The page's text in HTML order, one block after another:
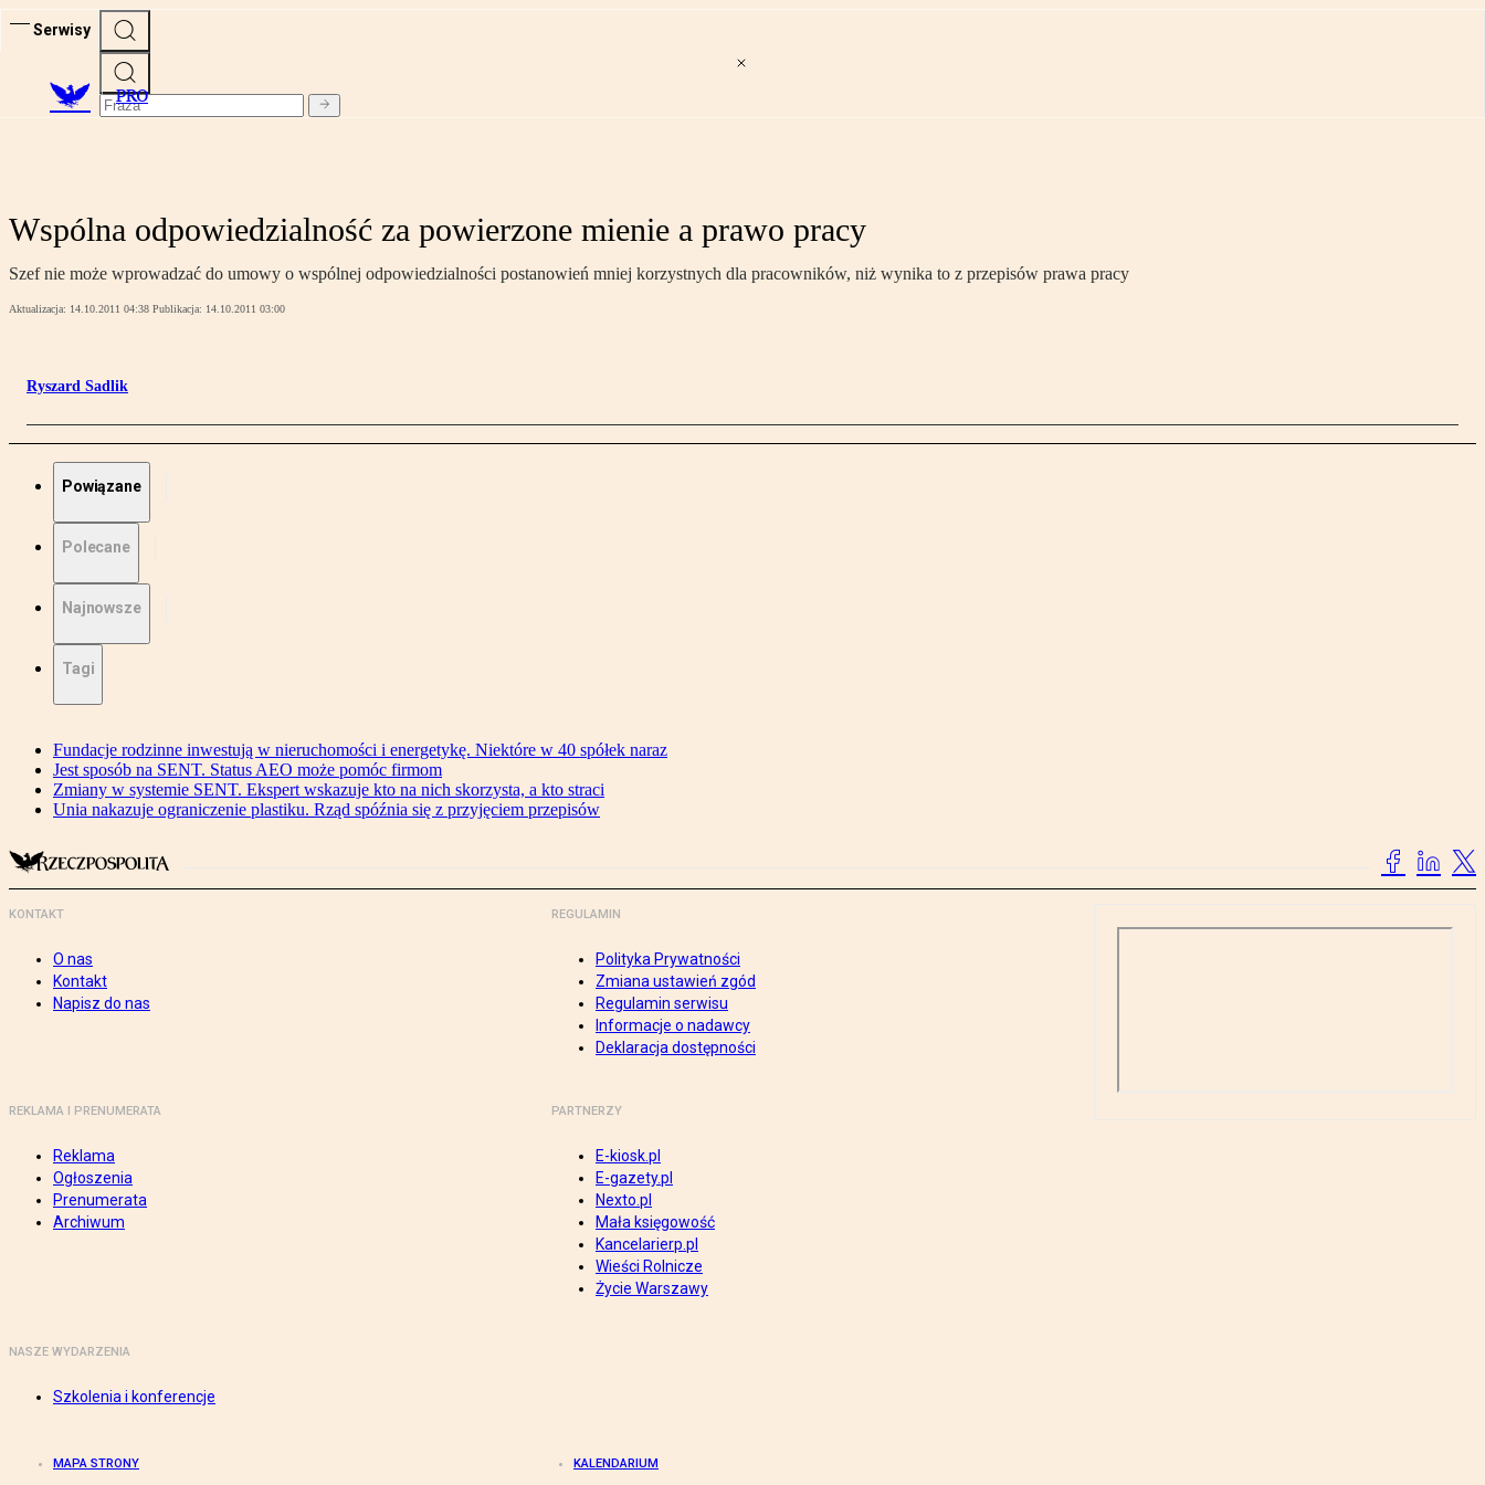
Serwisy
PRO
Wspólna odpowiedzialność za powierzone mienie a prawo pracy
Szef nie może wprowadzać do umowy o wspólnej odpowiedzialności postanowień mniej korzystnych dla pracowników, niż wynika to z przepisów prawa pracy
Aktualizacja: 14.10.2011 04:38 Publikacja: 14.10.2011 03:00
Ryszard Sadlik
Powiązane
Polecane
Najnowsze
Tagi
Fundacje rodzinne inwestują w nieruchomości i energetykę. Niektóre w 40 spółek naraz
Jest sposób na SENT. Status AEO może pomóc firmom
Zmiany w systemie SENT. Ekspert wskazuje kto na nich skorzysta, a kto straci
Unia nakazuje ograniczenie plastiku. Rząd spóźnia się z przyjęciem przepisów
KONTAKT
O nas
Kontakt
Napisz do nas
REGULAMIN
Polityka Prywatności
Zmiana ustawień zgód
Regulamin serwisu
Informacje o nadawcy
Deklaracja dostępności
REKLAMA I PRENUMERATA
Reklama
Ogłoszenia
Prenumerata
Archiwum
PARTNERZY
E-kiosk.pl
E-gazety.pl
Nexto.pl
Mała księgowość
Kancelarierp.pl
Wieści Rolnicze
Życie Warszawy
NASZE WYDARZENIA
Szkolenia i konferencje
MAPA STRONY KALENDARIUM